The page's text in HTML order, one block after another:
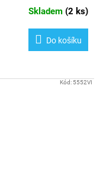
Skladem (2 ks)
Do košíku
Kód: 5552VI